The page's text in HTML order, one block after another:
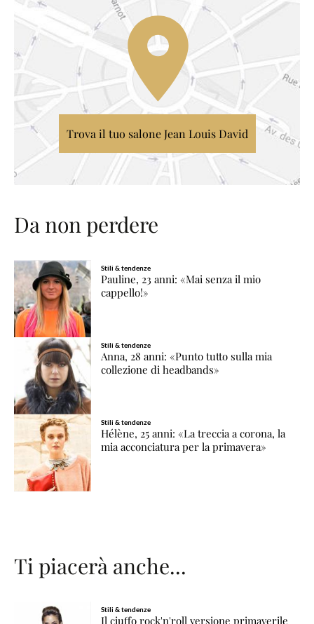
Trova il tuo salone Jean Louis David
Da non perdere
Stili & tendenze
Pauline, 23 anni: «Mai senza il mio
cappello!»
Stili & tendenze
Anna, 28 anni: «Punto tutto sulla mia
collezione di headbands»
Stili & tendenze
Hélène, 25 anni: «La treccia a corona, la
mia acconciatura per la primavera»
Ti piacerà anche...
Stili & tendenze
Il ciuffo rock'n'roll versione primaverile